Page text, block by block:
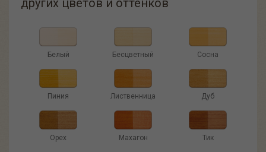
других цветов и оттенков
Белый Бесцветный Сосна
Пиния Лиственница Дуб
Орех Махагон Тик